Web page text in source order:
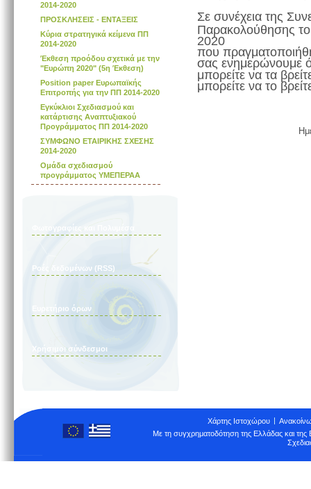
2014-2020
ΠΡΟΣΚΛΗΣΕΙΣ - ΕΝΤΑΞΕΙΣ
Κύρια στρατηγικά κείμενα ΠΠ
2014-2020
Έκθεση προόδου σχετικά με την
"Ευρώπη 2020" (5η Έκθεση)
Position paper Ευρωπαϊκής
Επιτροπής για την ΠΠ 2014-2020
Εγκύκλιοι Σχεδιασμού και
κατάρτισης Αναπτυξιακού
Προγράμματος ΠΠ 2014-2020
ΣΥΜΦΩΝΟ ΕΤΑΙΡΙΚΗΣ ΣΧΕΣΗΣ
2014-2020
Ομάδα σχεδιασμού
προγράμματος ΥΜΕΠΕΡΑΑ
Φωτογραφίες και Πολυμέσα
Ροές δεδομένων (RSS)
Ευρετήριο όρων
Χρήσιμοι σύνδεσμοι
Σε συνέχεια της
Παρακολούθησης
2020
που
σας ενημερώνουμε
μπορείτε να τα
μπορείτε να το
Χάρτης Ιστοχώρου
Με τη συγχρηματοδότηση της Ελλάδας και